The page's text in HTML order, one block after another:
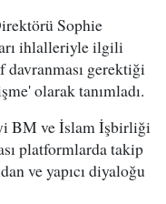
Sophie
ihlalleriyle ilgili
gerektiği
olarak tanımladı.
BM ve İslam İşbirliği
platformlarda takip
ve yapıcı diyaloğu